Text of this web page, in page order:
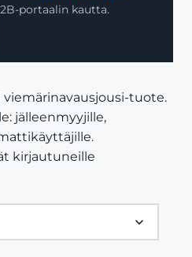
portaalin kautta.
viemärinavausjousi-tuote.
jälleenmyyjille,
kirjautuneille